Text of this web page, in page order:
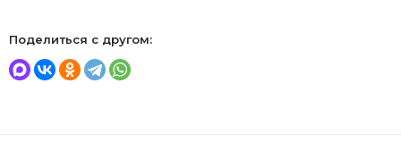
Поделиться с другом: